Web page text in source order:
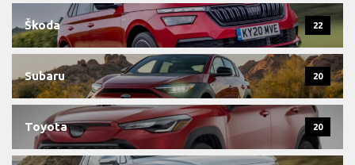
Škoda 22
Subaru 20
Toyota 20